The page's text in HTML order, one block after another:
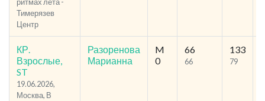
Тимерязев
Центр
КР.
Взрослые,
ST
19.06.2026,
Москва, В
Разоренова
Марианна
M
0
66
66
133
79